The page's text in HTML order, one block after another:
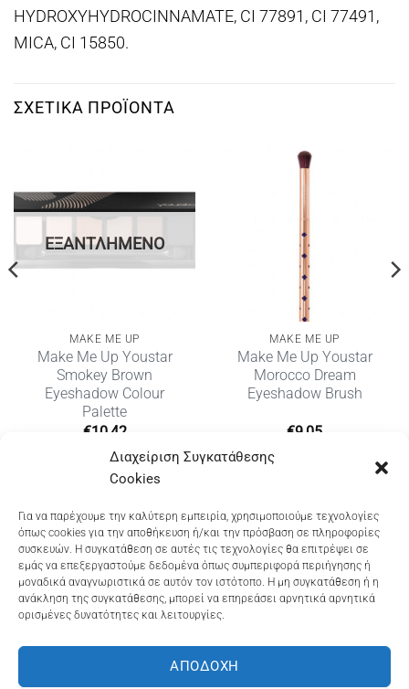
Διαχείριση Συγκατάθεσης
Cookies
Για να παρέχουμε την καλύτερη εμπειρία, χρησιμοποιούμε τεχνολογίες
όπως cookies για την αποθήκευση ή/και την πρόσβαση σε πληροφορίες
συσκευών. Η συγκατάθεση σε αυτές τις τεχνολογίες θα επιτρέψει σε
εμάς να επεξεργαστούμε δεδομένα όπως συμπεριφορά περιήγησης ή
μοναδικά αναγνωριστικά σε αυτόν τον ιστότοπο. Η μη συγκατάθεση ή η
ανάκληση της συγκατάθεσης, μπορεί να επηρεάσει αρνητικά αρνητικά
ορισμένες δυνατότητες και λειτουργίες.
ΑΠΟΔΟΧΉ
HYDROXYHYDROCINNAMATE, CI 77891, CI 77491,
MICA, CI 15850.
ΣΧΕΤΙΚΆ ΠΡΟΪΌΝΤΑ
ΕΞΑΝΤΛΗΜΈΝΟ
MAKE ME UP
Make Me Up Youstar
Smokey Brown
Eyeshadow Colour
Palette
€10,42
MAKE ME UP
Make Me Up Youstar
Morocco Dream
Eyeshadow Brush
€9,05
Dioni Hair Care, Ζυμβρακάκηδων 33, τηλ 28210
91906
Dioni Hair Spa, Κ. Σφακιανάκη 5, τηλ 28210 94712
On
ΤΡΟΠΟΙ ΠΛΗΡΩΜΗΣ ΠΟΛΙΤΙΚΉ ΕΠΙΣΤΡΟΦΏΝ